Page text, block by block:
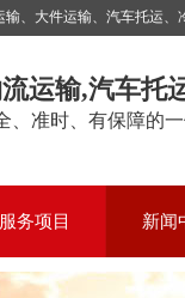
、大件运输、汽车托运
运输,汽车托
、准时、有保障的
服务项目 新闻